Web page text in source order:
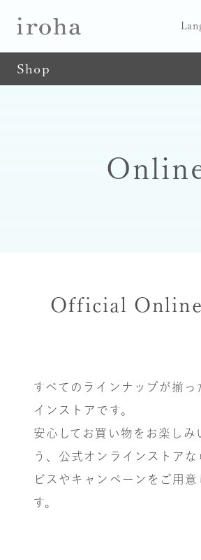
Shop
Official
すべてのラインナップが揃っ
インストアです。
安⼼してお買い物をお楽しみ
う、公式オンラインストアな
ビスやキャンペーンをご⽤意
す。